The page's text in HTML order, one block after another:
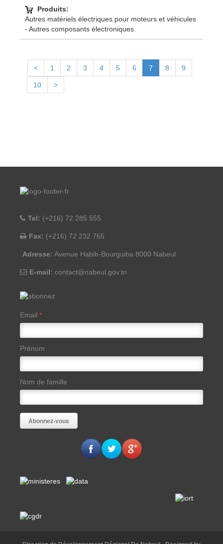
Produits:
Autres matériels électriques pour moteurs et véhicules
- Autres composants électroniques.
< 1 2 3 4 5 6 7 8 9
10 >
Tel: (+216) 72 285 555
Fax: (+216) 72 232 765
Adresse: Avenue Habib-Bourguiba 8000 Nabeul
E-mail: contact@nabeul.gov.tn
Email *
Prénom
Nom de famille